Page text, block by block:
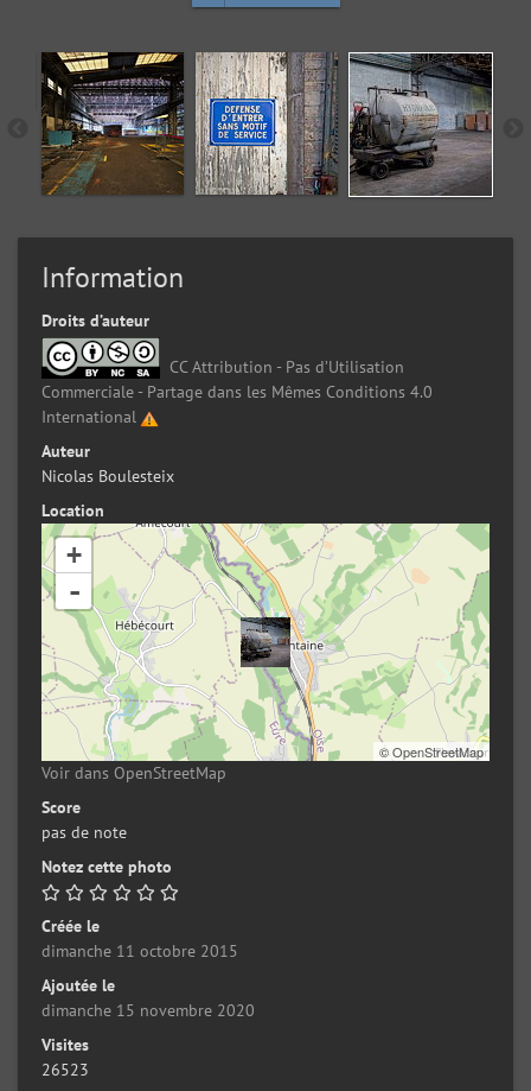
Information
Droits d’auteur
CC Attribution - Pas d’Utilisation
Commerciale - Partage dans les Mêmes Conditions 4.0
International
Auteur
Nicolas Boulesteix
Location
+
-
©OpenStreetMap
Voir dans OpenStreetMap
Score
pas de note
Notez cette photo
Créée le
dimanche 11 octobre 2015
Ajoutée le
dimanche 15 novembre 2020
Visites
26523